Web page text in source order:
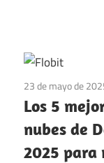
23 de mayo de
Los 5
nubes de
2025 para